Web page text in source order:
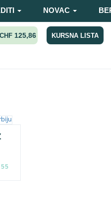
NOVAC
CHF 125,86 KURSNA LISTA